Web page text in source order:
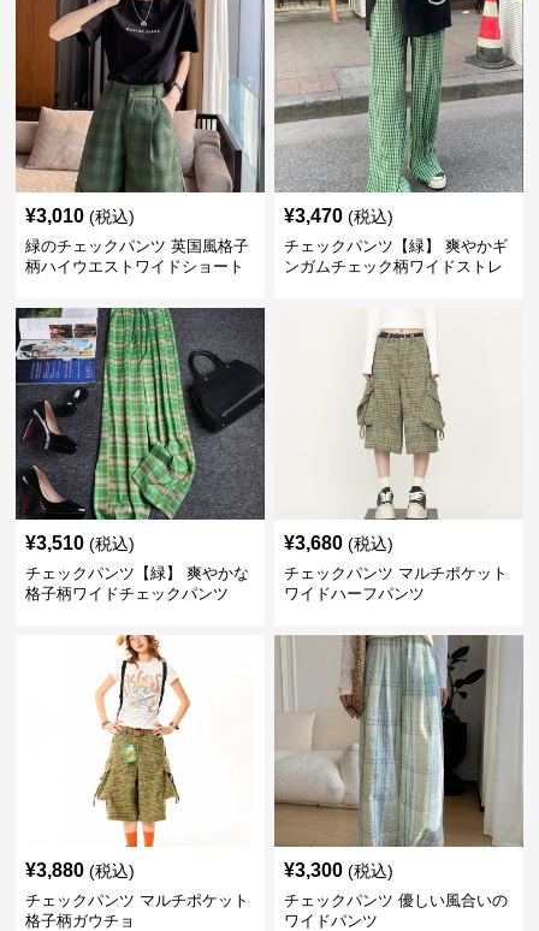
¥3,010 (税込)
緑のチェックパンツ 英国風格子
柄ハイウエストワイドショート
¥3,470 (税込)
チェックパンツ【緑】 爽やかギ
ンガムチェック柄ワイドストレ
¥3,510 (税込)
チェックパンツ【緑】 爽やかな
格子柄ワイドチェックパンツ
¥3,680 (税込)
チェックパンツ マルチポケット
ワイドハーフパンツ
¥3,880 (税込)
チェックパンツ マルチポケット
格子柄ガウチョ
¥3,300 (税込)
チェックパンツ 優しい風合いの
ワイドパンツ